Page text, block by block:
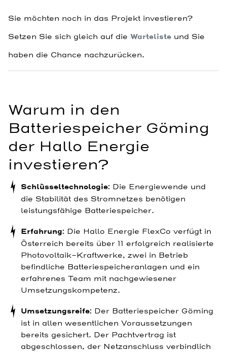
Sie möchten noch in das Projekt investieren?
Setzen Sie sich gleich auf die Warteliste und Sie
haben die Chance nachzurücken.
Warum in den
Batteriespeicher Göming
der Hallo Energie
investieren?
Schlüsseltechnologie: Die Energiewende und
die Stabilität des Stromnetzes benötigen
leistungsfähige Batteriespeicher.
Erfahrung: Die Hallo Energie FlexCo verfügt in
Österreich bereits über 11 erfolgreich realisierte
Photovoltaik-Kraftwerke, zwei in Betrieb
befindliche Batteriespeicheranlagen und ein
erfahrenes Team mit nachgewiesener
Umsetzungskompetenz.
Umsetzungsreife: Der Batteriespeicher Göming
ist in allen wesentlichen Voraussetzungen
bereits gesichert. Der Pachtvertrag ist
abgeschlossen, der Netzanschluss verbindlich